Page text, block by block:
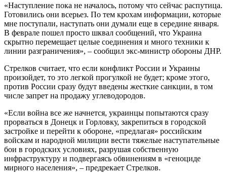
«Наступление пока не началось, потому что сейчас распутица.
Готовились они всерьез. По тем крохам информации, которые
мне поступали, наступать они думали еще в середине января.
В феврале пошел просто шквал сообщений, что Украина
скрытно перемещает целые соединения и много техники к
линии разграничения», – сообщил экс-министр обороны ДНР.
Стрелков считает, что если конфликт России и Украины
произойдет, то это легкой прогулкой не будет; кроме этого,
против России сразу будут введены жесткие санкции, в том
числе запрет на продажу углеводородов.
«Если война все же начнется, украинцы попытаются сразу
прорваться в Донецк и Горловку, закрепиться в городской
застройке и перейти к обороне, «предлагая» российским
войскам и народной милиции вести тяжелые наступательные
бои в городских условиях, разрушая собственную
инфраструктуру и подвергаясь обвинениям в «геноциде
мирного населения», – предрекает Стрелков.